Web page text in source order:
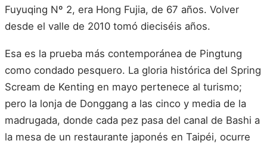
Fuyuqing Nº 2, era Hong Fujia, de 67 años. Volver
desde el valle de 2010 tomó dieciséis años.
Esa es la prueba más contemporánea de Pingtung
como condado pesquero. La gloria histórica del Spring
Scream de Kenting en mayo pertenece al turismo;
pero la lonja de Donggang a las cinco y media de la
madrugada, donde cada pez pasa del canal de Bashi a
la mesa de un restaurante japonés en Taipéi, ocurre